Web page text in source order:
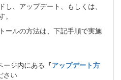
し、アップデート、もしくは、
ールの方法は、下記手順で実施
ージ内にある 『アップデート方
さい